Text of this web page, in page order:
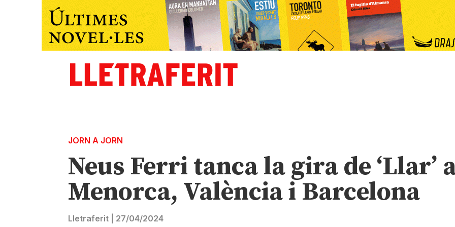
JORN A JORN
Neus Ferri tanca la gira de ‘Llar’
Menorca, València i Barcelona
Lletraferit 27/04/2024